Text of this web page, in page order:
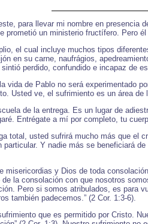
para llevar mi nombre en
prometió un ministerio fructífero. Pero
el cual incluye muchos tipos
en su carne, naufrágios,
perdido, confundido e incapaz de
vida de Pablo no será experimentado
Usted ve, el sufrimiento es un área
de la entrega. Es un lugar de
Entrégate a mí por completo, tu
total, usted sufrirá mucho más que el
particular. Y nadie más se beneficiará
misericordias y Dios de toda
la consolación con que nosotros
Pero si somos atribulados, es para
también padecemos.” (2 Cor. 1:3-6).
que es permitido por Cristo.